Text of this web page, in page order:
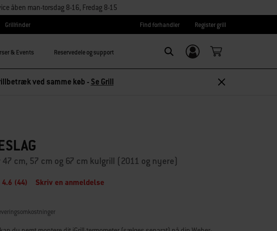
åben man-torsdag 8-16, Fredag 8-15
Grillfinder Find forhandler Register grill
& Events Reservedele og support
Log ind/
tilmeld dig
ved samme køb - Se Grill
47 cm, 57 cm og 67 cm kulgrill (2011 og nyere)
4.6 (44) Skriv en anmeldelse